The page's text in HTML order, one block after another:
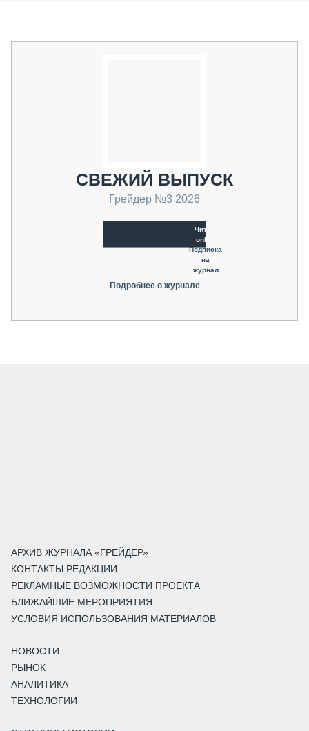
СВЕЖИЙ ВЫПУСК
Грейдер №3 2026
Читать
online
Подписка
на
журнал
Подробнее о журнале
АРХИВ ЖУРНАЛА «ГРЕЙДЕР»
КОНТАКТЫ РЕДАКЦИИ
РЕКЛАМНЫЕ ВОЗМОЖНОСТИ ПРОЕКТА
БЛИЖАЙШИЕ МЕРОПРИЯТИЯ
УСЛОВИЯ ИСПОЛЬЗОВАНИЯ МАТЕРИАЛОВ
НОВОСТИ
РЫНОК
АНАЛИТИКА
ТЕХНОЛОГИИ